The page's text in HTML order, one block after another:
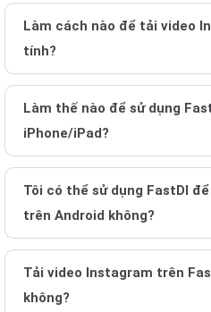
Làm cách nào để tải video
tính?
Làm thế nào để sử dụng
iPhone/iPad?
Tôi có thể sử dụng FastDl
trên Android không?
Tải video Instagram trên
không?